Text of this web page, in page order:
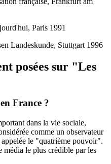
Paris 1991
Landeskunde, Stuttgart 1996
posées sur "Les
France ?
dans la vie sociale,
comme un observateur
le "quatrième pouvoir".
média le plus crédible par les